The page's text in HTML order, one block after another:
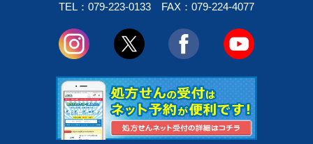
TEL：079-223-0133 FAX：079-224-4077